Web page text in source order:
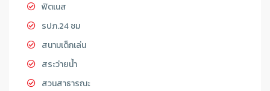
ฟิตเนส
รปภ.24 ชม
สนามเด็กเล่น
สระว่ายน้ำ
สวนสาธารณะ